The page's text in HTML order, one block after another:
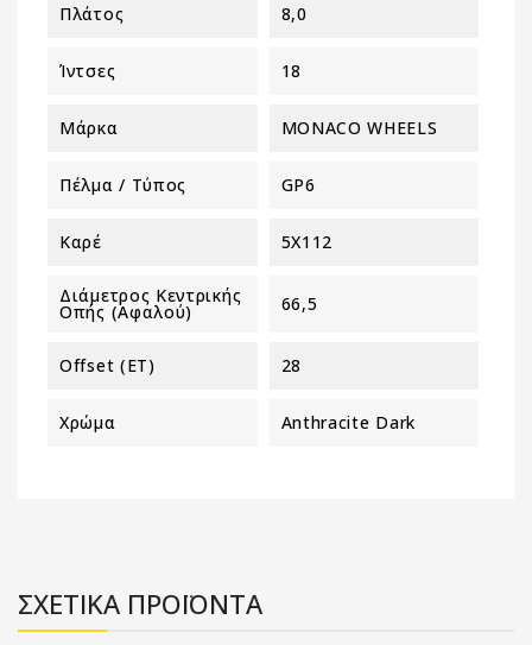
Πλάτος 8,0
Ίντσες 18
Μάρκα MONACO WHEELS
Πέλμα / Τύπος GP6
Καρέ 5X112
Διάμετρος Κεντρικής
Οπής (αφαλού) 66,5
Offset (ET) 28
Χρώμα Anthracite Dark
ΣΧΕΤΙΚΑ ΠΡΟΪΟΝΤΑ